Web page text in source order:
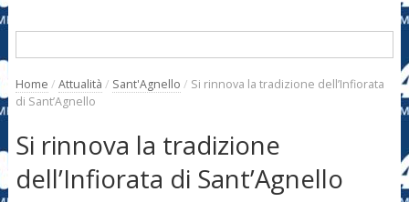
Home / Attualità / Sant'Agnello / Si rinnova la tradizione dell’Infiorata
di Sant’Agnello
Si rinnova la tradizione
dell’Infiorata di Sant’Agnello